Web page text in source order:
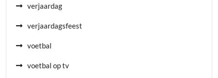
verjaardag
verjaardagsfeest
voetbal
voetbal op tv